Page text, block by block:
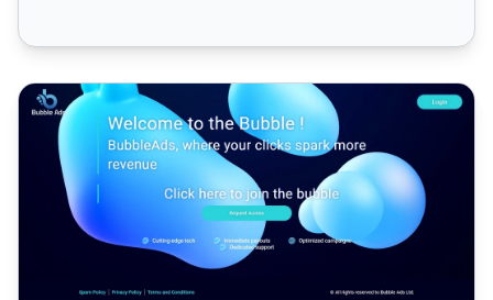
Programa de Afiliados de BubbleAds